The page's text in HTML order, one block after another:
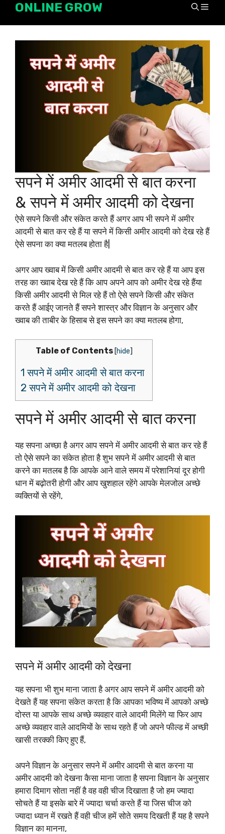
SkipONLINE GROW
सपने में अमीर आदमी से बात करना
& सपने में अमीर आदमी को देखना
ऐसे सपने किसी और संकेत करते हैं अगर आप भी सपने में अमीर
आदमी से बात कर रहे हैं या सपने में किसी अमीर आदमी को देख रहे हैं
ऐसे सपना का क्या मतलब होता है|
अगर आप ख्वाब में किसी अमीर आदमी से बात कर रहे हैं या आप इस
तरह का ख्वाब देख रहे हैं कि आप अपने आप को अमीर देख रहे हैंया
किसी अमीर आदमी से मिल रहे हैं तो ऐसे सपने किसी और संकेत
करते हैं आईए जानते हैं सपने शास्त्र और विज्ञान के अनुसार और
ख्वाब की ताबीर के हिसाब से इस सपने का क्या मतलब होगा,
Table of Contents [hide]
1 सपने में अमीर आदमी से बात करना
2 सपने में अमीर आदमी को देखना
सपने में अमीर आदमी से बात करना
यह सपना अच्छा है अगर आप सपने में अमीर आदमी से बात कर रहे हैं
तो ऐसे सपने का संकेत होता है शुभ सपने में अमीर आदमी से बात
करने का मतलब है कि आपके आने वाले समय में परेशानियां दूर होगी
धान में बढ़ोतरी होगी और आप खुशहाल रहेंगे आपके मेलजोल अच्छे
व्यक्तियों से रहेंगे,
सपने में अमीर आदमी को देखना
यह सपना भी शुभ माना जाता है अगर आप सपने में अमीर आदमी को
देखते हैं यह सपना संकेत करता है कि आपका भविष्य में आपको अच्छे
दोस्त या आपके साथ अच्छे व्यवहार वाले आदमी मिलेंगे या फिर आप
अच्छे व्यवहार वाले आदमियों के साथ रहते हैं जो अपने फील्ड में अच्छी
खासी तरक्की किए हुए हैं,
अपने विज्ञान के अनुसार सपने में अमीर आदमी से बात करना या
अमीर आदमी को देखना कैसा माना जाता है सपना विज्ञान के अनुसार
हमारा दिमाग सोता नहीं है वह वही चीज दिखाता है जो हम ज्यादा
सोचते हैं या इसके बारे में ज्यादा चर्चा करते हैं या जिस चीज को
ज्यादा ध्यान में रखते हैं वही चीज हमें सोते समय दिखती हैं यह है सपने
विज्ञान का मानना,